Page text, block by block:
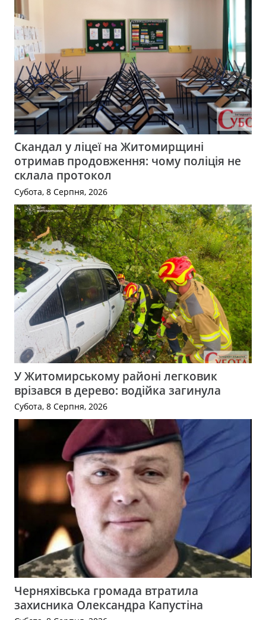
Скандал у ліцеї на Житомирщині
отримав продовження: чому поліція не
склала протокол
Субота, 8 Серпня, 2026
У Житомирському районі легковик
врізався в дерево: водійка загинула
Субота, 8 Серпня, 2026
Черняхівська громада втратила
захисника Олександра Капустіна